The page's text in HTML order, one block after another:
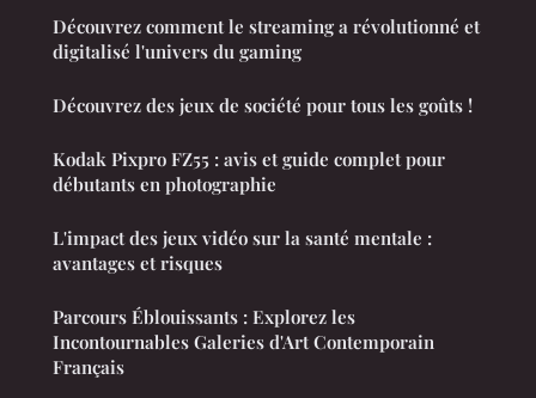
Découvrez comment le streaming a révolutionné et
digitalisé l'univers du gaming
Découvrez des jeux de société pour tous les goûts !
Kodak Pixpro FZ55 : avis et guide complet pour
débutants en photographie
L'impact des jeux vidéo sur la santé mentale :
avantages et risques
Parcours Éblouissants : Explorez les
Incontournables Galeries d'Art Contemporain
Français